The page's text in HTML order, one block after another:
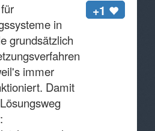
+1
in
grundsätzlich
immer
Damit